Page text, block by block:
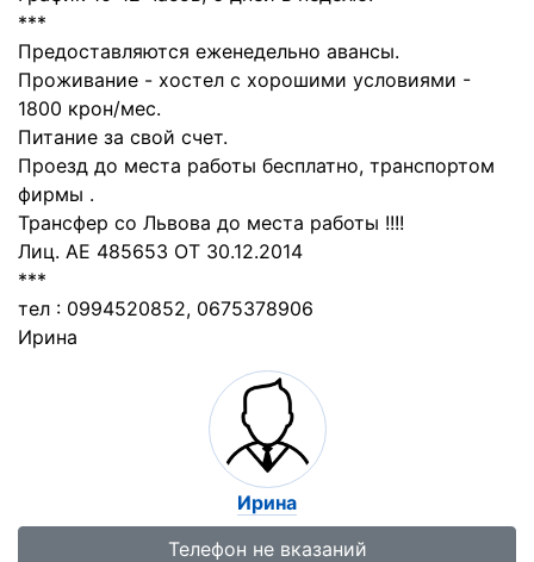
***
Предоставляются еженедельно авансы.
Проживание - хостел с хорошими условиями -
1800 крон/мес.
Питание за свой счет.
Проезд до места работы бесплатно, транспортом
фирмы .
Трансфер со Львова до места работы !!!!
Лиц. АЕ 485653 ОТ 30.12.2014
***
тел : 0994520852, 0675378906
Ирина
Ирина
Телефон не вказаний